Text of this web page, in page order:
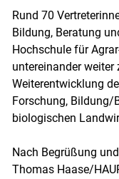
Rund 70
Bildung, Beratung
Hochschule für
untereinander
Weiterentwicklung
Forschung, Bildung/
biologischen
Nach Begrüßung
Thomas Haase/